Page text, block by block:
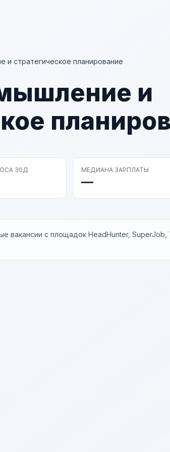
и стратегическое планирование
и
30Д МЕДИАНА ЗАРПЛАТЫ
—
вакансии с площадок HeadHunter,